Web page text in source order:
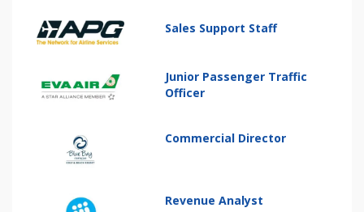
Sales Support Staff
Junior Passenger Traffic
Officer
Commercial Director
Revenue Analyst